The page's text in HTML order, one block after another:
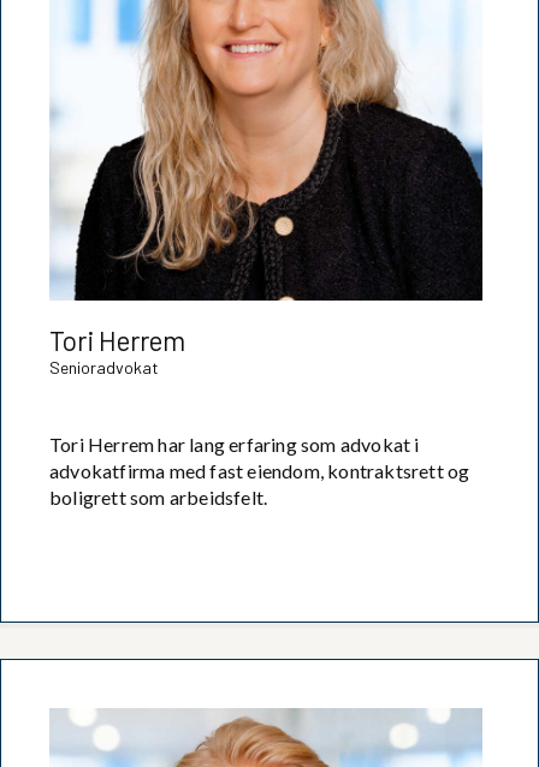
Tori Herrem
Senioradvokat
Tori Herrem har lang erfaring som advokat i
advokatfirma med fast eiendom, kontraktsrett og
boligrett som arbeidsfelt.